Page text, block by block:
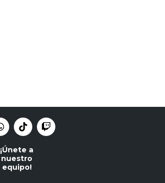
¡Únete a
nuestro
equipo!